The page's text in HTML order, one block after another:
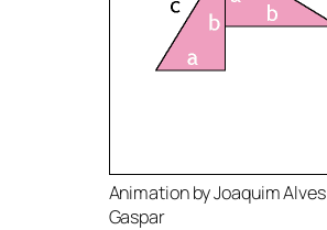
Animation by Joaquim Alves
Gaspar